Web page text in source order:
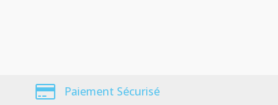
Paiement Sécurisé